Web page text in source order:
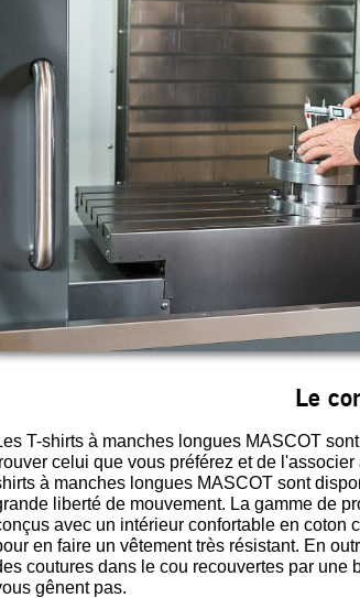
Le
T-shirts à manches longues MASCOT
celui que vous préférez et de
à manches longues MASCOT sont
liberté de mouvement. La gamme de
avec un intérieur confortable en coton
en faire un vêtement très résistant. En
coutures dans le cou recouvertes par
gênent pas.